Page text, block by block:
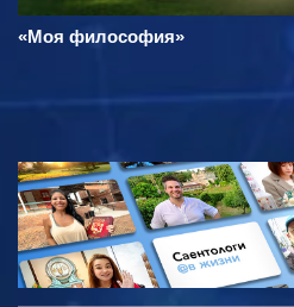
«Моя философия»